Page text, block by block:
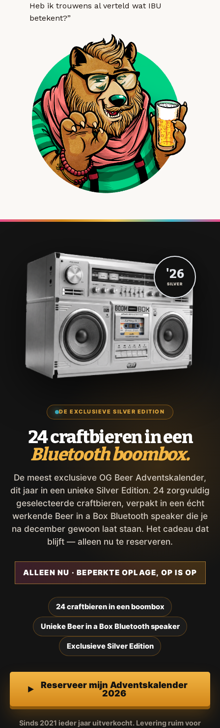
Heb ik trouwens al verteld wat IBU
betekent?”
DE EXCLUSIEVE SILVER EDITION
24 craftbieren in een
Bluetooth boombox.
De meest exclusieve OG Beer Adventskalender,
dit jaar in een unieke Silver Edition. 24 zorgvuldig
geselecteerde craftbieren, verpakt in een écht
werkende Beer in a Box Bluetooth speaker die je
na december gewoon laat staan. Het cadeau dat
blijft — alleen nu te reserveren.
ALLEEN NU · BEPERKTE OPLAGE, OP IS OP
24 craftbieren in een boombox
Unieke Beer in a Box Bluetooth speaker
Exclusieve Silver Edition
Reserveer mijn Adventskalender
2026
Sinds 2021 ieder jaar uitverkocht. Levering ruim voor
'26
SILVER